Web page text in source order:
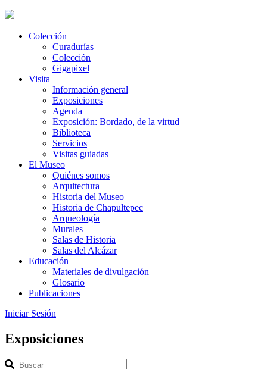
Colección
Curadurías
Colección
Gigapixel
Visita
Información general
Exposiciones
Agenda
Exposición: Bordado, de la virtud
Biblioteca
Servicios
Visitas guiadas
El Museo
Quiénes somos
Arquitectura
Historia del Museo
Historia de Chapultepec
Arqueología
Murales
Salas de Historia
Salas del Alcázar
Educación
Materiales de divulgación
Glosario
Publicaciones
Iniciar Sesión
Exposiciones